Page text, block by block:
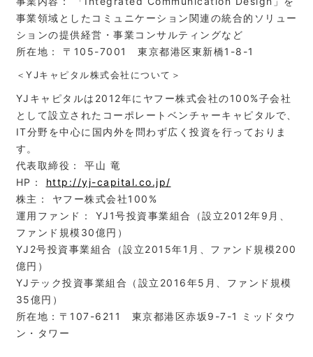
事業領域としたコミュニケーション関連の統合的ソリュー
ションの提供経営・事業コンサルティングなど
所在地： 〒105-7001 東京都港区東新橋1-8-1
＜YJキャピタル株式会社について＞
YJキャピタルは2012年にヤフー株式会社の100%子会社
として設立されたコーポレートベンチャーキャピタルで、
IT分野を中心に国内外を問わず広く投資を行っておりま
す。
代表取締役： 平山 竜
HP： http://yj-capital.co.jp/
株主： ヤフー株式会社100%
運用ファンド： YJ1号投資事業組合（設立2012年9月、
ファンド規模30億円）
YJ2号投資事業組合（設立2015年1月、ファンド規模200
億円）
YJテック投資事業組合（設立2016年5月、ファンド規模
35億円）
所在地：〒107-6211 東京都港区赤坂9-7-1 ミッドタウ
ン・タワー